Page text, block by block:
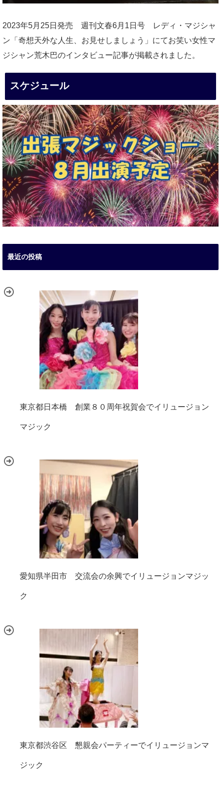
2023年5月25日発売 週刊文春6月1日号 レディ・マジシャ
ン「奇想天外な人生、お見せしましょう」にてお笑い女性マ
ジシャン荒木巴のインタビュー記事が掲載されました。
スケジュール
最近の投稿
東京都日本橋 創業８０周年祝賀会でイリュージョン
マジック
愛知県半田市 交流会の余興でイリュージョンマジッ
ク
東京都渋谷区 懇親会パーティーでイリュージョンマ
ジック